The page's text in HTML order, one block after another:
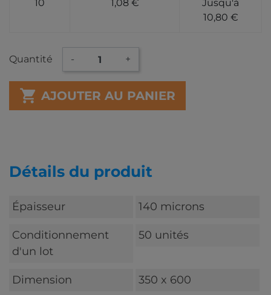
10 1,08 €
Jusqu'à
10,80 €
Quantité - +
 AJOUTER AU PANIER
Détails du produit
Épaisseur 140 microns
Conditionnement
d'un lot
50 unités
Dimension 350 x 600